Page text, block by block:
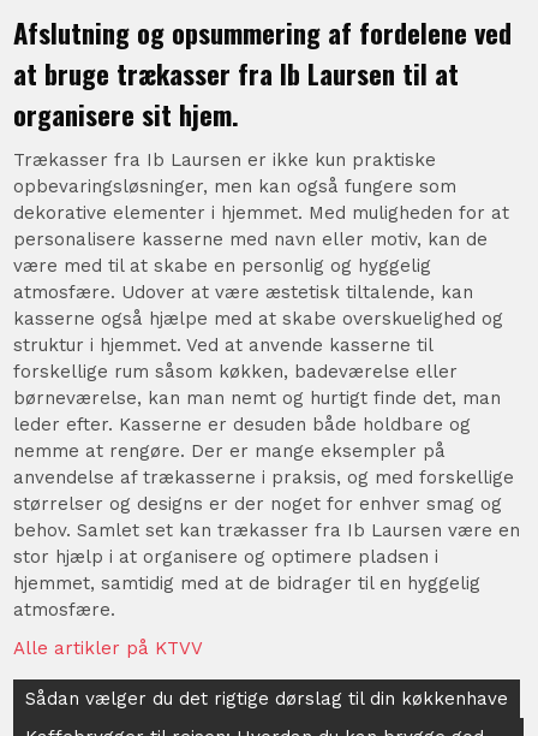
Afslutning og opsummering af fordelene ved
at bruge trækasser fra Ib Laursen til at
organisere sit hjem.
Trækasser fra Ib Laursen er ikke kun praktiske
opbevaringsløsninger, men kan også fungere som
dekorative elementer i hjemmet. Med muligheden for at
personalisere kasserne med navn eller motiv, kan de
være med til at skabe en personlig og hyggelig
atmosfære. Udover at være æstetisk tiltalende, kan
kasserne også hjælpe med at skabe overskuelighed og
struktur i hjemmet. Ved at anvende kasserne til
forskellige rum såsom køkken, badeværelse eller
børneværelse, kan man nemt og hurtigt finde det, man
leder efter. Kasserne er desuden både holdbare og
nemme at rengøre. Der er mange eksempler på
anvendelse af trækasserne i praksis, og med forskellige
størrelser og designs er der noget for enhver smag og
behov. Samlet set kan trækasser fra Ib Laursen være en
stor hjælp i at organisere og optimere pladsen i
hjemmet, samtidig med at de bidrager til en hyggelig
atmosfære.
Alle artikler på KTVV
Indlægsnavigation
Sådan vælger du det rigtige dørslag til din køkkenhave